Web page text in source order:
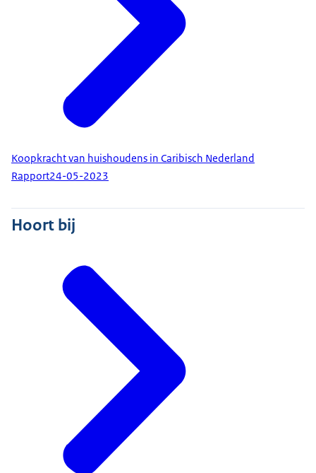
Koopkracht van huishoudens in Caribisch Nederland
Rapport24-05-2023
Hoort bij